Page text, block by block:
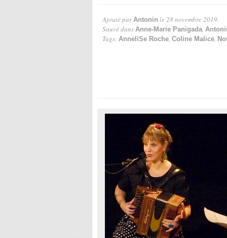
Ajouté par Antonin le 28 novembre 2019.
Sauvé dans Anne-Marie Panigada,
Tags: AnneliSe Roche, Coline Malice,